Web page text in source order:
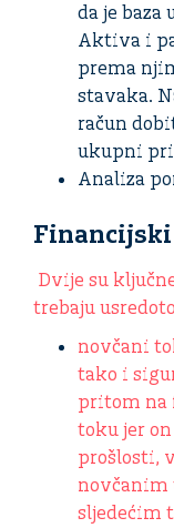
da je
Aktiva i
prema
stavaka.
račun
ukupni
Analiza
Dvije su
trebaju
novčani
tako i
pritom na
toku jer
prošlosti,
novčanim
sljedećim